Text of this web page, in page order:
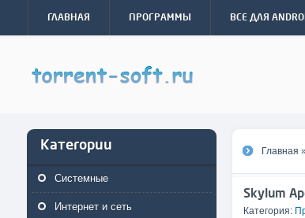
ГЛАВНАЯ ПРОГРАММЫ ВСЕ ДЛЯ
Категории
Системные
Интернет и сеть
Главная »
Skylum
Категория: